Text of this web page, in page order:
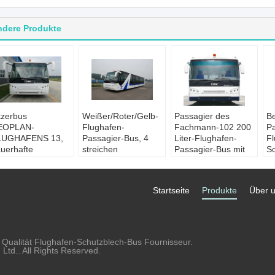
Produkte
13,
Flughafen-
Weißer/Roter/Gelb-
Flughafen-
Passagier-Bus, 4
streichen
Anwendung:
Dieselmotor
Minimaler
Passagier des
Fachmann-102 200
Liter-Flughafen-
Passagier-Bus mit
Standardbeifahrersitze:
Maschine:4 strok, Über
Produkte
Startseite
Flughafen-Schutzblech-Bus Fournisseur.
All Rights Reserved.